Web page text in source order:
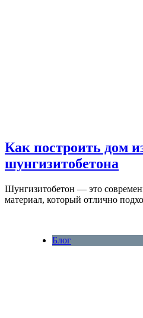
Как построить дом
шунгизитобетона
Шунгизитобетон — это
материал, который отлично
Блог